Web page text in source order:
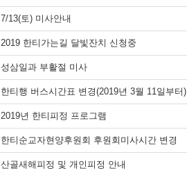
7/13(토) 미사안내
2019 한티가는길 달빛잔치 신청중
성삼일과 부활절 미사
한티행 버스시간표 변경(2019년 3월 11일부터)
2019년 한티피정 프로그램
한티순교자현양후원회 후원회미사시간 변경
산골새해피정 및 개인피정 안내